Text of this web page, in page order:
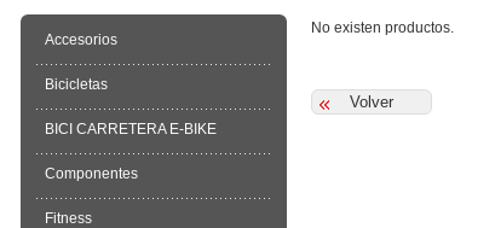
Accesorios
Bicicletas
BICI CARRETERA E-BIKE
Componentes
Fitness
No existen productos.